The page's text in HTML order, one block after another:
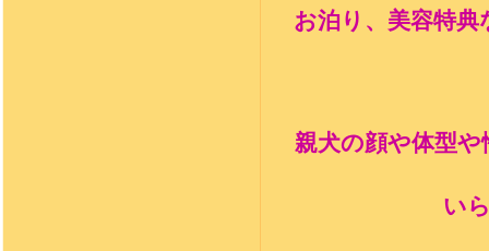
お泊り、美容特
親犬の顔や体型
い